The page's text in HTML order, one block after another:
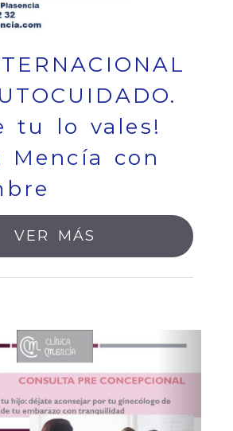
tu lo vales!
Mencía con
VER MÁS